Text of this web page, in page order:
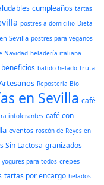
cumpleaños tartas
postres a domicilio Dieta
Sevilla postres para veganos
Navidad heladería italiana
beneficios batido helado fruta
Repostería Bio
en Sevilla café
intolerantes café con
eventos roscón de Reyes en
Sin Lactosa granizados
yogures para todos crepes
tartas por encargo helados